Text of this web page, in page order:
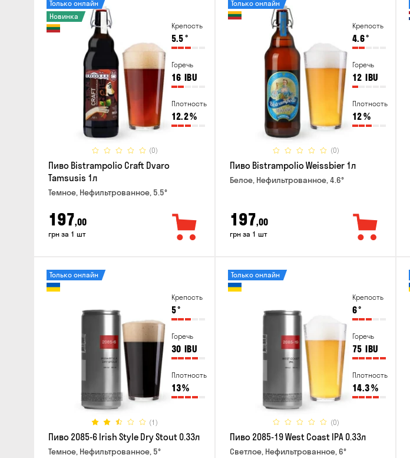
Крепость
5.5°
Горечь
16 IBU
Плотность
12.2%
(0)
Только онлайн
Новинка
Пиво Bistrampolio Craft Dvaro
Tamsusis 1л
Темное, Нефильтрованное, 5.5°
197,00
грн за 1 шт
Крепость
4.6°
Горечь
12 IBU
Плотность
12%
(0)
Только онлайн
Пиво Bistrampolio Weissbier 1л
Белое, Нефильтрованное, 4.6°
197,00
грн за 1 шт
Крепость
5°
Горечь
30 IBU
Плотность
13%
(1)
Только онлайн
Пиво 2085-6 Irish Style Dry Stout 0.33л
Темное, Нефильтрованное, 5°
Крепость
6°
Горечь
75 IBU
Плотность
14.3%
(0)
Только онлайн
Пиво 2085-19 West Coast IPA 0.33л
Светлое, Нефильтрованное, 6°